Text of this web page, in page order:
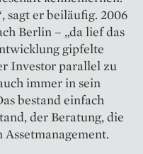
sagt er beiläufig. 2006
Ber­lin – „da lief das
gipfelte
Investor parallel zu
immer in sein
bestand einfach
der Beratung, die